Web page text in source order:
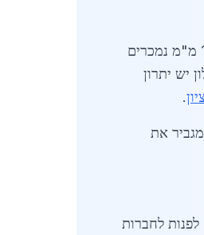
באפריל 2026 יציבים יחסית, עם פרופילי C ו-U בעובי 2 מ"מ במחיר של 14 שקלים לק"ג. לוחות גלוון בגודל 1.5 מ"מ נמכרים
בחולון יש יתרון
.
את
לחברות